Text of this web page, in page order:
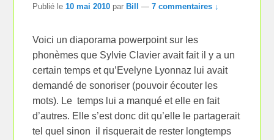
Publié le10 mai 2010 par Bill —7 commentaires ↓
Voici un diaporama powerpoint sur les
phonèmes que Sylvie Clavier avait fait il y a un
certain temps et qu’Evelyne Lyonnaz lui avait
demandé de sonoriser (pouvoir écouter les
mots). Le temps lui a manqué et elle en fait
d’autres. Elle s’est donc dit qu’elle le partagerait
tel quel sinon il risquerait de rester longtemps